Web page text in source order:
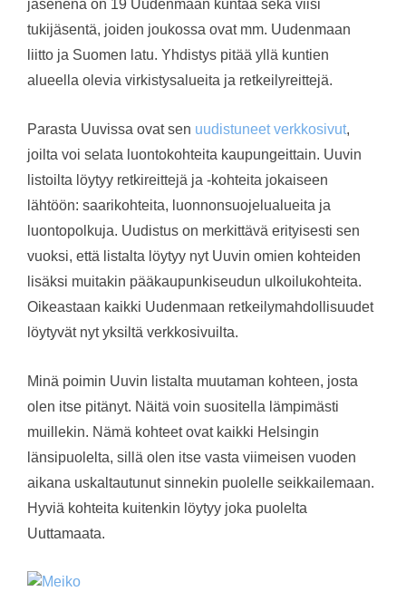
jäsenenä on 19 Uudenmaan kuntaa sekä viisi
tukijäsentä, joiden joukossa ovat mm. Uudenmaan
liitto ja Suomen latu. Yhdistys pitää yllä kuntien
alueella olevia virkistysalueita ja retkeilyreittejä.
Parasta Uuvissa ovat sen uudistuneet verkkosivut,
joilta voi selata luontokohteita kaupungeittain. Uuvin
listoilta löytyy retkireittejä ja -kohteita jokaiseen
lähtöön: saarikohteita, luonnonsuojelualueita ja
luontopolkuja. Uudistus on merkittävä erityisesti sen
vuoksi, että listalta löytyy nyt Uuvin omien kohteiden
lisäksi muitakin pääkaupunkiseudun ulkoilukohteita.
Oikeastaan kaikki Uudenmaan retkeilymahdollisuudet
löytyvät nyt yksiltä verkkosivuilta.
Minä poimin Uuvin listalta muutaman kohteen, josta
olen itse pitänyt. Näitä voin suositella lämpimästi
muillekin. Nämä kohteet ovat kaikki Helsingin
länsipuolelta, sillä olen itse vasta viimeisen vuoden
aikana uskaltautunut sinnekin puolelle seikkailemaan.
Hyviä kohteita kuitenkin löytyy joka puolelta
Uuttamaata.